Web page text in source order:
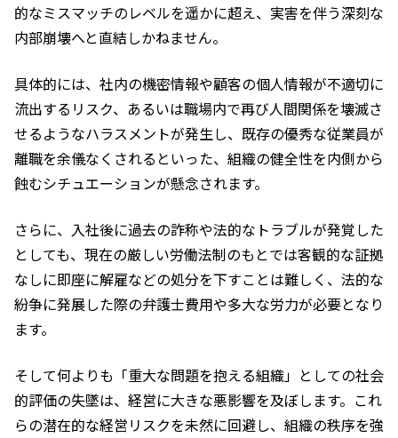
的なミスマッチのレベルを遥かに超え、実害を伴う深刻な
内部崩壊へと直結しかねません。
具体的には、社内の機密情報や顧客の個人情報が不適切に
流出するリスク、あるいは職場内で再び人間関係を壊滅さ
せるようなハラスメントが発生し、既存の優秀な従業員が
離職を余儀なくされるといった、組織の健全性を内側から
蝕むシチュエーションが懸念されます。
さらに、入社後に過去の詐称や法的なトラブルが発覚した
としても、現在の厳しい労働法制のもとでは客観的な証拠
なしに即座に解雇などの処分を下すことは難しく、法的な
紛争に発展した際の弁護士費用や多大な労力が必要となり
ます。
そして何よりも「重大な問題を抱える組織」としての社会
的評価の失墜は、経営に大きな悪影響を及ぼします。これ
らの潜在的な経営リスクを未然に回避し、組織の秩序を強